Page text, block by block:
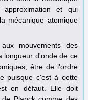
et qui
mécanique atomique
mouvements des
longueur d'onde de ce
être de l'ordre
puisque c'est à cette
en défaut. Elle doit